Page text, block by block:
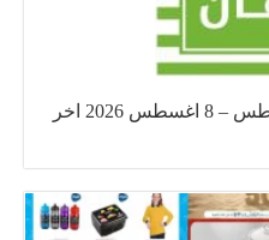
عروض خير زمان اليوم 6 اغسطس – 8 اغسطس 2026 اخر